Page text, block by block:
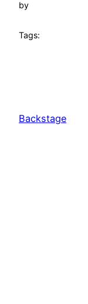
by
Tags:
Backstage